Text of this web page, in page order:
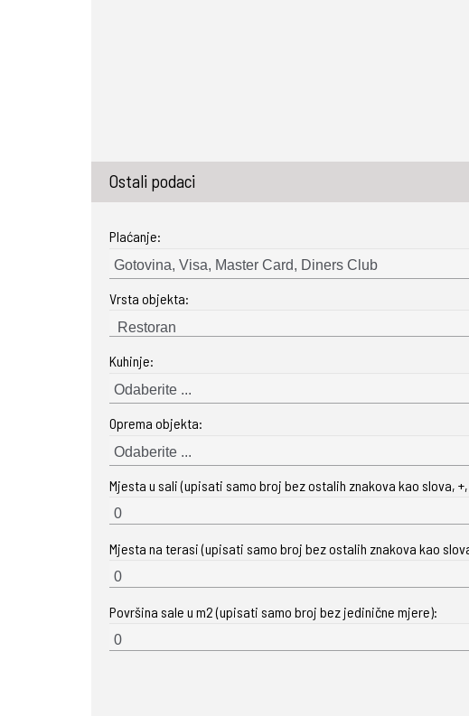
Ostali podaci
Plaćanje:
Gotovina, Visa, Master Card, Diners Club
Vrsta objekta:
Kuhinje:
Odaberite ...
Oprema objekta:
Odaberite ...
Mjesta u sali (upisati samo broj bez ostalih znakova kao slova,
Mjesta na terasi (upisati samo broj bez ostalih znakova kao
Površina sale u m2 (upisati samo broj bez jedinične mjere):